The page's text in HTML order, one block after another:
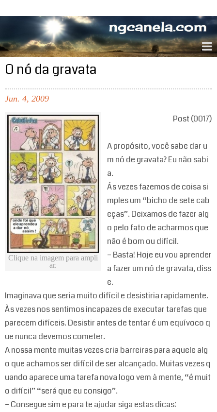
O nó da gravata
Jun. 4, 2009
Clique na imagem para ampli
ar.
Post (0017)
A propósito, você sabe dar u
m nó de gravata? Eu não sabi
a.
Ás vezes fazemos de coisa si
mples um “bicho de sete cab
eças”. Deixamos de fazer alg
o pelo fato de acharmos que
não é bom ou difícil.
– Basta! Hoje eu vou aprender
a fazer um nó de gravata, diss
e.
Imaginava que seria muito difícil e desistiria rapidamente.
Às vezes nos sentimos incapazes de executar tarefas que
parecem difíceis. Desistir antes de tentar é um equívoco q
ue nunca devemos cometer.
A nossa mente muitas vezes cria barreiras para aquele alg
o que achamos ser difícil de ser alcançado. Muitas vezes q
uando aparece uma tarefa nova logo vem à mente, “é muit
o difícil” “será que eu consigo”.
– Consegue sim e para te ajudar siga estas dicas: